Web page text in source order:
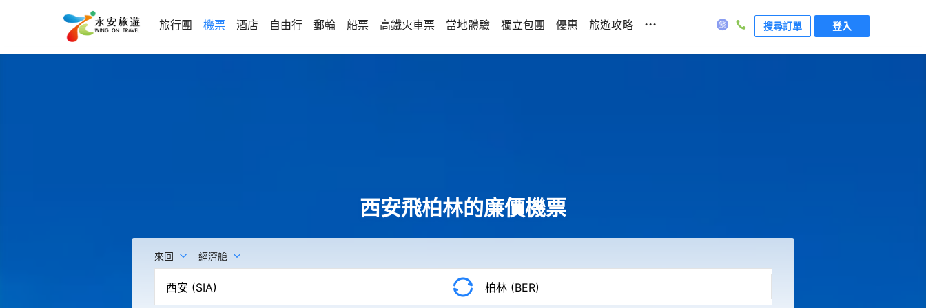
旅行團 機票 酒店 自由行 郵輪 船票 高鐵火車票 當地體驗 獨立包團 優惠 旅遊攻略 ... 搜尋訂單 登入
西安飛柏林的廉價機票
來回 經濟艙